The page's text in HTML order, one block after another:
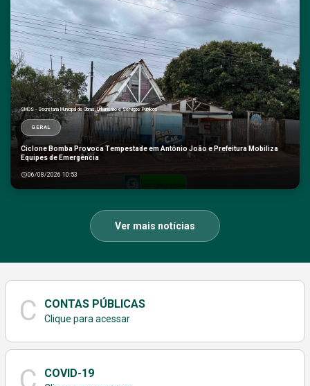
SMOS - Secretaria Municipal de Obras, Urbanismo e Serviços Públicos
GERAL
Ciclone Bomba Provoca Tempestade em Antônio João e Prefeitura Mobiliza
Equipes de Emergência
06/08/2026 10:53
Ver mais notícias
C CONTAS PÚBLICAS
Clique para acessar
COVID-19